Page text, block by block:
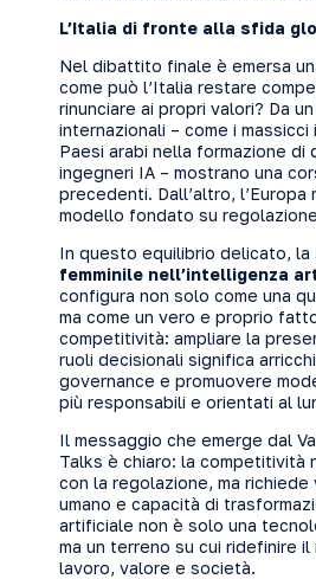
L’Italia di fronte alla sfida
Nel dibattito finale è emersa
come può l’Italia restare
rinunciare ai propri valori? Da
internazionali – come i
Paesi arabi nella formazione di
ingegneri IA – mostrano una
precedenti. Dall’altro, l’Europa
modello fondato su
In questo equilibrio delicato, la
femminile nell’intelligenza
configura non solo come una
ma come un vero e proprio
competitività: ampliare la
ruoli decisionali significa
governance e promuovere
più responsabili e orientati al
Il messaggio che emerge dal
Talks è chiaro: la competitività
con la regolazione, ma
umano e capacità di
artificiale non è solo una
ma un terreno su cui ridefinire
lavoro, valore e società.